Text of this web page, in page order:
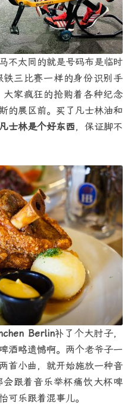
不太同的就是号码布是临时
三比赛一样的身份识别手
家疯狂的抢购着各种纪念
的展区前。买了凡士林油和
士林是个好东西，保证脚不
Berlin补了个大肘子，
酒略遗憾啊。两个老爷子一
首小曲，就开始施放一种音
跟着音乐举杯痛饮大杯啤
可乐跟着混事儿。